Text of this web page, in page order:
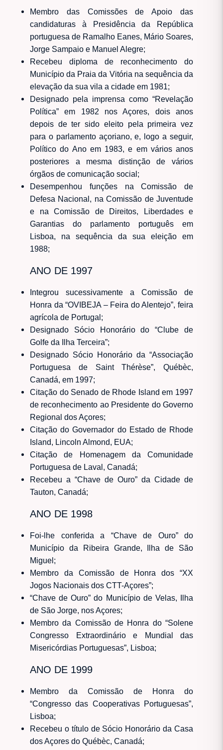
Membro das Comissões de Apoio das
candidaturas à Presidência da República
portuguesa de Ramalho Eanes, Mário Soares,
Jorge Sampaio e Manuel Alegre;
Recebeu diploma de reconhecimento do
Município da Praia da Vitória na sequência da
elevação da sua vila a cidade em 1981;
Designado pela imprensa como “Revelação
Política” em 1982 nos Açores, dois anos
depois de ter sido eleito pela primeira vez
para o parlamento açoriano, e, logo a seguir,
Político do Ano em 1983, e em vários anos
posteriores a mesma distinção de vários
órgãos de comunicação social;
Desempenhou funções na Comissão de
Defesa Nacional, na Comissão de Juventude
e na Comissão de Direitos, Liberdades e
Garantias do parlamento português em
Lisboa, na sequência da sua eleição em
1988;
ANO DE 1997
Integrou sucessivamente a Comissão de
Honra da “OVIBEJA – Feira do Alentejo”, feira
agrícola de Portugal;
Designado Sócio Honorário do “Clube de
Golfe da Ilha Terceira”;
Designado Sócio Honorário da “Associação
Portuguesa de Saint Thérèse”, Québèc,
Canadá, em 1997;
Citação do Senado de Rhode Island em 1997
de reconhecimento ao Presidente do Governo
Regional dos Açores;
Citação do Governador do Estado de Rhode
Island, Lincoln Almond, EUA;
Citação de Homenagem da Comunidade
Portuguesa de Laval, Canadá;
Recebeu a “Chave de Ouro” da Cidade de
Tauton, Canadá;
ANO DE 1998
Foi-lhe conferida a “Chave de Ouro” do
Município da Ribeira Grande, Ilha de São
Miguel;
Membro da Comissão de Honra dos “XX
Jogos Nacionais dos CTT-Açores”;
“Chave de Ouro” do Município de Velas, Ilha
de São Jorge, nos Açores;
Membro da Comissão de Honra do “Solene
Congresso Extraordinário e Mundial das
Misericórdias Portuguesas”, Lisboa;
ANO DE 1999
Membro da Comissão de Honra do
“Congresso das Cooperativas Portuguesas”,
Lisboa;
Recebeu o título de Sócio Honorário da Casa
dos Açores do Québèc, Canadá;